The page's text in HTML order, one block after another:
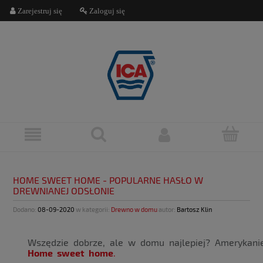
Zarejestruj się Zaloguj się
HOME SWEET HOME - POPULARNE HASŁO W
DREWNIANEJ ODSŁONIE
Dodano:08-09-2020 w kategorii: Drewno w domu autor: Bartosz Klin
Wszędzie dobrze, ale w domu najlepiej?
Home sweet home.